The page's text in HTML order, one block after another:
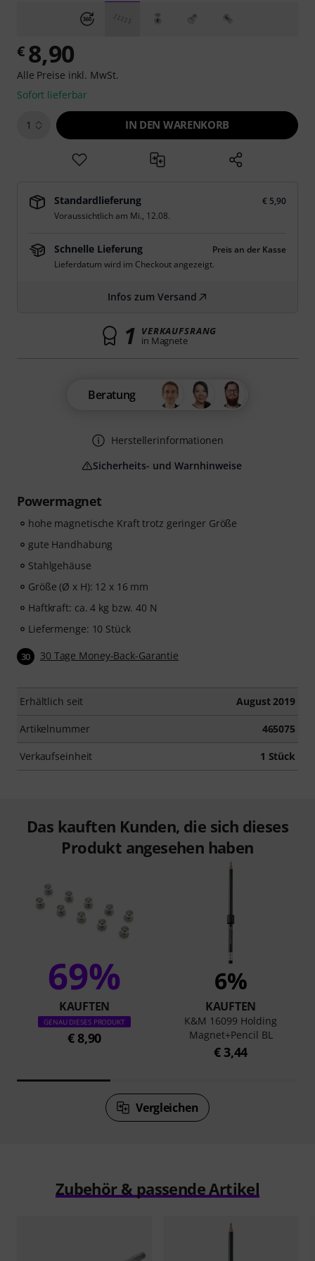
Powermagnet
hohe magnetische Kraft trotz geringer Größe
gute Handhabung
Stahlgehäuse
Größe (Ø x H): 12 x 16 mm
Haftkraft: ca. 4 kg bzw. 40 N
Liefermenge: 10 Stück
30 30 Tage Money-Back-Garantie
Erhältlich seit August 2019
Artikelnummer 465075
Verkaufseinheit 1 Stück
€ 8,90
Alle Preise inkl. MwSt.
Sofort lieferbar
1 IN DEN WARENKORB
Standardlieferung
€ 5,90
Voraussichtlich am Mi., 12.08.
Schnelle Lieferung
Preis an der Kasse
Lieferdatum wird im Checkout angezeigt.
Infos zum Versand
1 VERKAUFSRANG
in Magnete
Beratung
Herstellerinformationen
Sicherheits- und Warnhinweise
Das kauften Kunden, die sich dieses
Produkt angesehen haben
69%
KAUFTEN
GENAU DIESES PRODUKT
€ 8,90
6%
KAUFTEN
K&M 16099 Holding
Magnet+Pencil BL
€ 3,44
Vergleichen
Zubehör & passende Artikel